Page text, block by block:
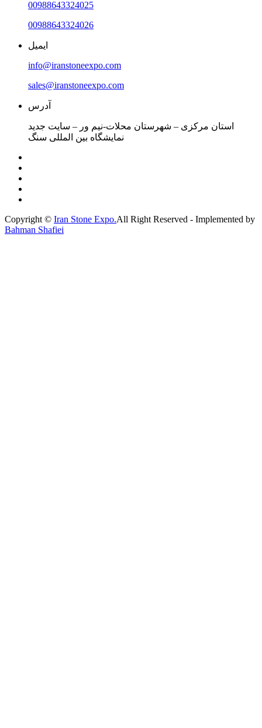
00988643324025
00988643324026
ایمیل
info@iranstoneexpo.com
sales@iranstoneexpo.com
آدرس
استان مرکزی – شهرستان محلات-نیم ور – سایت جدید
نمایشگاه بین المللی سنگ
Copyright © Iran Stone Expo.All Right Reserved - Implemented by
Bahman Shafiei